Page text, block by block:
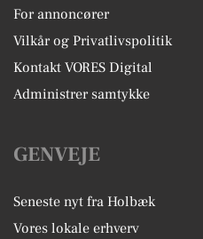
For annoncører
Vilkår og Privatlivspolitik
Kontakt VORES Digital
Administrer samtykke
GENVEJE
Seneste nyt fra Holbæk
Vores lokale erhverv